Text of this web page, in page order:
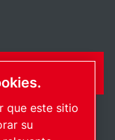
que este sitio
su